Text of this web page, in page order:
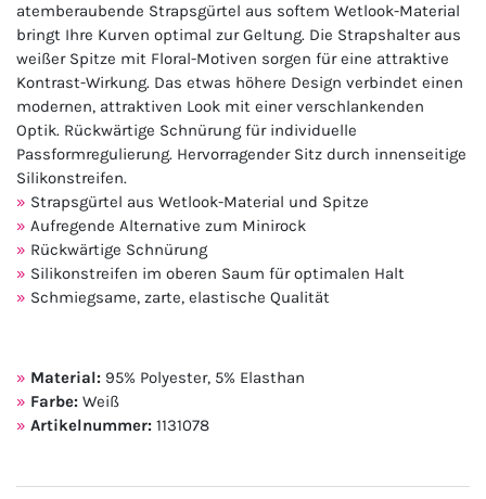
atemberaubende Strapsgürtel aus softem Wetlook-Material
bringt Ihre Kurven optimal zur Geltung. Die Strapshalter aus
weißer Spitze mit Floral-Motiven sorgen für eine attraktive
Kontrast-Wirkung. Das etwas höhere Design verbindet einen
modernen, attraktiven Look mit einer verschlankenden
Optik. Rückwärtige Schnürung für individuelle
Passformregulierung. Hervorragender Sitz durch innenseitige
Silikonstreifen.
Strapsgürtel aus Wetlook-Material und Spitze
Aufregende Alternative zum Minirock
Rückwärtige Schnürung
Silikonstreifen im oberen Saum für optimalen Halt
Schmiegsame, zarte, elastische Qualität
Material: 95% Polyester, 5% Elasthan
Farbe: Weiß
Artikelnummer: 1131078